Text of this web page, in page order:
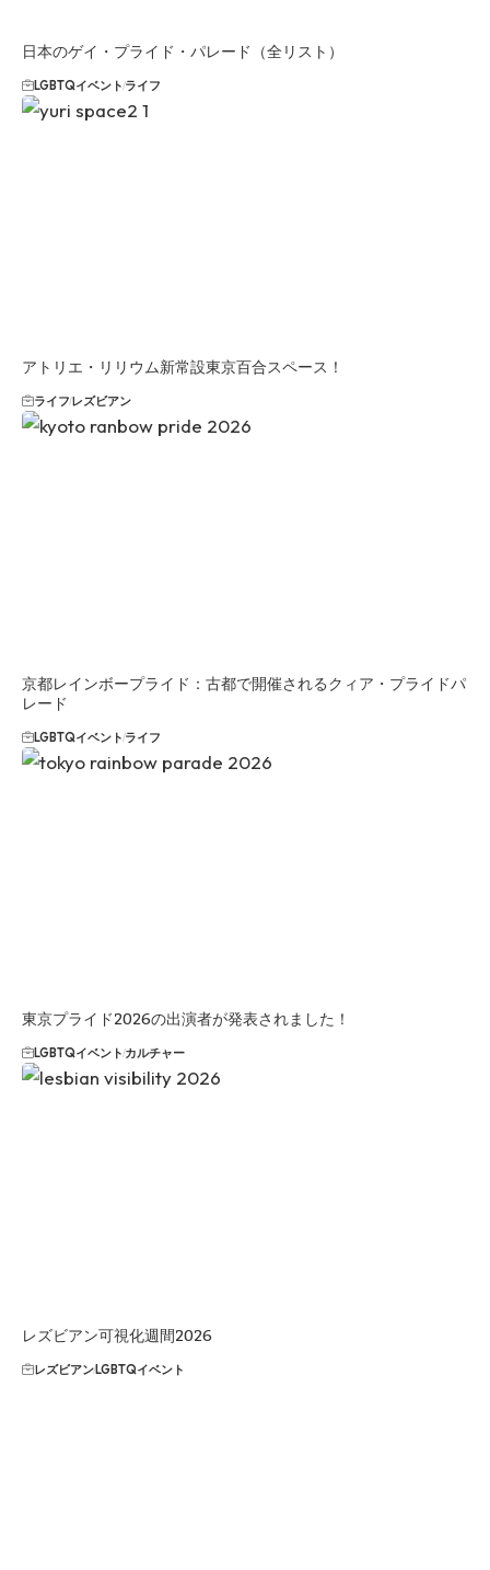
日本のゲイ・プライド・パレード（全リスト）
LGBTQイベントライフ
アトリエ・リリウム新常設東京百合スペース！
ライフレズビアン
京都レインボープライド：古都で開催されるクィア・プライドパ
レード
LGBTQイベントライフ
東京プライド2026の出演者が発表されました！
LGBTQイベントカルチャー
レズビアン可視化週間2026
レズビアンLGBTQイベント